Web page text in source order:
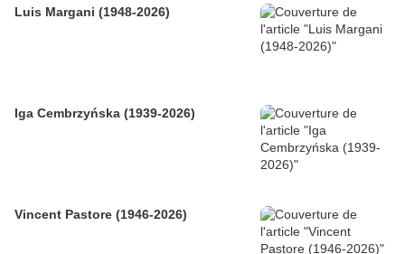
Luis Margani (1948-2026)
Iga Cembrzyńska (1939-2026)
Vincent Pastore (1946-2026)